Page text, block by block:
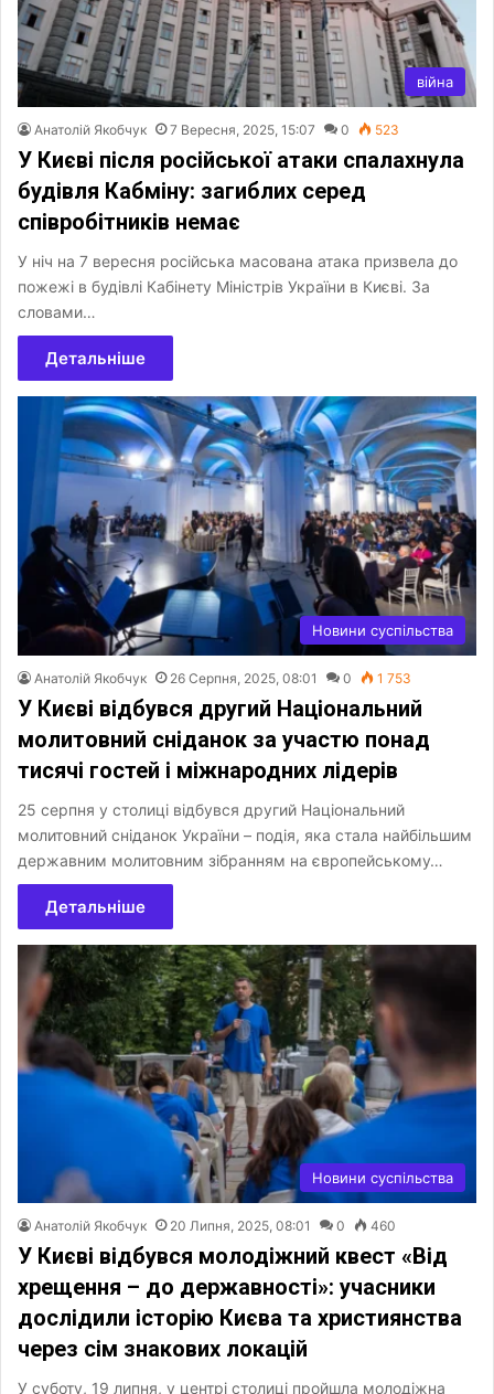
війна
Анатолій Якобчук 7 Вересня, 2025, 15:07 0 523
У Києві після російської атаки спалахнула
будівля Кабміну: загиблих серед
співробітників немає
У ніч на 7 вересня російська масована атака призвела до
пожежі в будівлі Кабінету Міністрів України в Києві. За
словами…
Детальніше
Новини суспільства
Анатолій Якобчук 26 Серпня, 2025, 08:01 0 1 753
У Києві відбувся другий Національний
молитовний сніданок за участю понад
тисячі гостей і міжнародних лідерів
25 серпня у столиці відбувся другий Національний
молитовний сніданок України – подія, яка стала найбільшим
державним молитовним зібранням на європейському…
Детальніше
Новини суспільства
Анатолій Якобчук 20 Липня, 2025, 08:01 0 460
У Києві відбувся молодіжний квест «Від
хрещення – до державності»: учасники
дослідили історію Києва та християнства
через сім знакових локацій
У суботу, 19 липня, у центрі столиці пройшла молодіжна